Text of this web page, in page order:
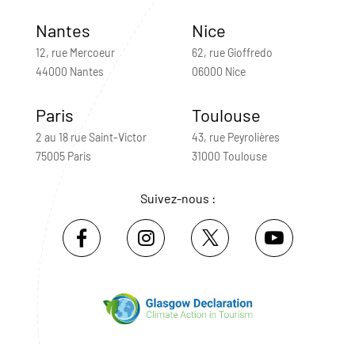
Nantes
12, rue Mercoeur
44000 Nantes
Nice
62, rue Gioffredo
06000 Nice
Paris
2 au 18 rue Saint-Victor
75005 Paris
Toulouse
43, rue Peyrolières
31000 Toulouse
Suivez-nous :